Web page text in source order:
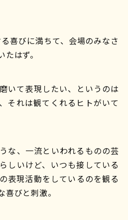
喜びに満ちて、会場のみなさ
はず。
いて表現したい、というのは
それは観てくれるヒトがいて
な、一流といわれるものの芸
しいけど、いつも接している
表現活動をしているのを観る
びと刺激。